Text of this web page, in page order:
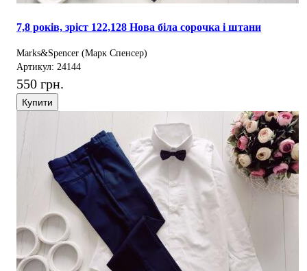
7,8 років, зріст 122,128 Нова біла сорочка і штани
Marks&Spencer (Марк Спенсер)
Артикул: 24144
550 грн.
Купити